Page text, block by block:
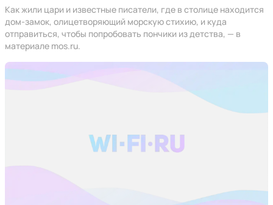
Как жили цари и известные писатели, где в столице находится
дом-замок, олицетворяющий морскую стихию, и куда
отправиться, чтобы попробовать пончики из детства, — в
материале mos.ru.